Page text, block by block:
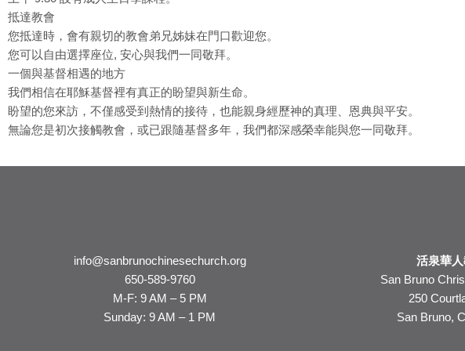
抵達教會
您抵達時，會有親切的教會弟兄姊妹在門口歡迎您。
您可以自由選擇座位, 安心與我們一同敬拜。
一個與基督相遇的地方
我們相信在耶穌基督裡有真正的盼望與新生命。
盼望的您來訪，不僅感受到熱情的接待，也能親身經歷神的真理、恩典與平安。
無論您是初次接觸教會，或已跟隨基督多年，我們都深感榮幸能與您一同敬拜。
info@sanbrunochinesechurch.org
650-589-9760
M-F: 9 AM – 5 PM
Sunday: 9 AM – 1 PM
活泉華
San Bruno
250
San Bruno,